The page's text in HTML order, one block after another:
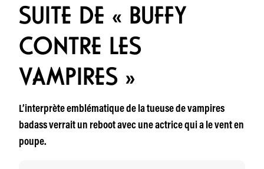
SUITE DE « BUFFY
CONTRE LES
VAMPIRES »
L’interprète emblématique de la tueuse de vampires
badass verrait un reboot avec une actrice qui a le vent en
poupe.